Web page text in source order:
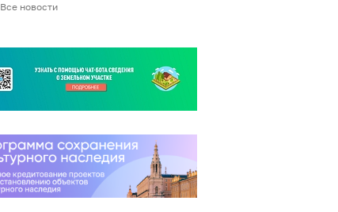
Все новости